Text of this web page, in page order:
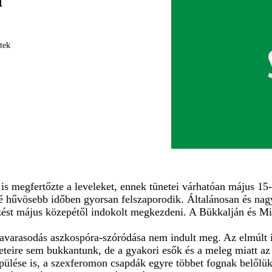
megfertőzte a leveleket, ennek tünetei várhatóan május
hűvösebb időben gyorsan felszaporodik. Általánosan és
május közepétől indokolt megkezdeni. A Bükkalján és
aszkospóra-szóródása nem indult meg. Az
sem bukkantunk, de a gyakori esők és a meleg miatt
is, a szexferomon csapdák egyre többet fognak